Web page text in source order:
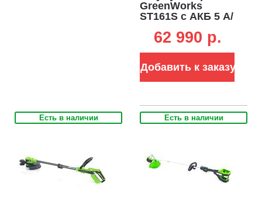
GreenWorks
ST161S с АКБ 5 А/
82В, 1.6 кВт, леска
разъем, 5.7 кг)
62 990 p.
Добавить к заказу
Есть в наличии Есть в наличии